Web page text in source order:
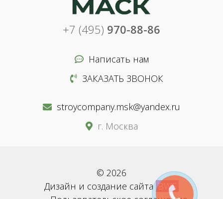
+7 (495) 970-88-86
Написать нам
ЗАКАЗАТЬ ЗВОНОК
stroycompany.msk@yandex.ru
г. Москва
© 2026
Дизайн и создание сайтаBWS